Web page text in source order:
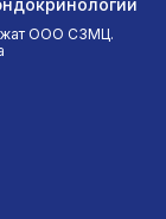
ООО СЗМЦ.